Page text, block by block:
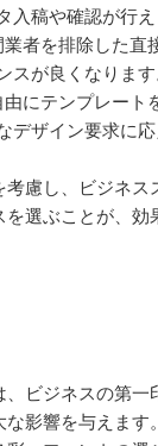
入稿や確認が行え
業者を排除した直
スが良くなります
由にテンプレート
デザイン要求に応
考慮し、ビジネス
を選ぶことが、効
ビジネスの第一
な影響を与えます